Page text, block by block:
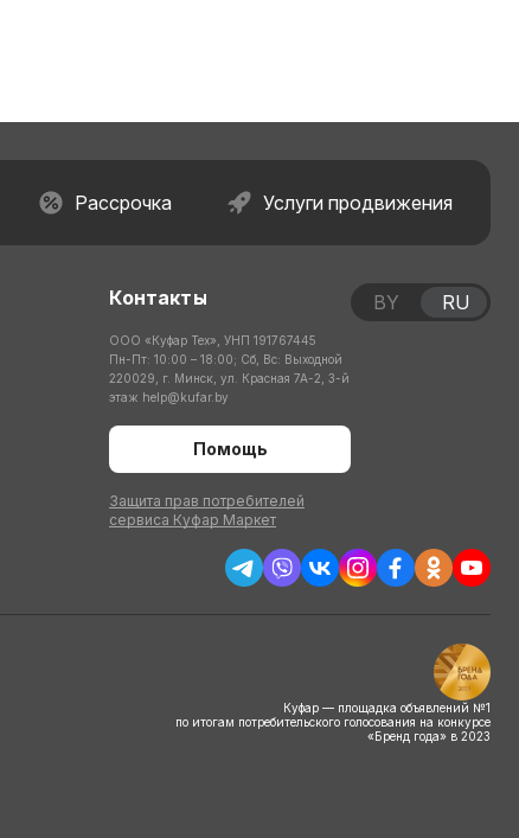
Рассрочка Услуги продвижения
Контакты
ООО «Куфар Тех», УНП 191767445
Пн-Пт: 10:00 – 18:00; Сб, Вс: Выходной
220029, г. Минск, ул. Красная 7А-2, 3-й
этаж help@kufar.by
Помощь
Защита прав потребителей
сервиса Куфар Маркет
BY RU
Куфар — площадка объявлений №1
по итогам потребительского голосования на конкурсе
«Бренд года» в 2023